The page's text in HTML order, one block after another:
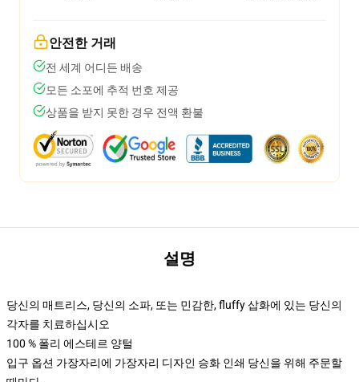
안전한 거래
전 세계 어디든 배송
모든 소포에 추적 번호 제공
상품을 받지 못한 경우 전액 환불
설명
당신의 매트리스, 당신의 소파, 또는 민감한, fluffy 삽화에 있는 당신의
각자를 치료하십시오
100 % 폴리 에스테르 양털
입구 옵션 가장자리에 가장자리 디자인 승화 인쇄 당신을 위해 주문할